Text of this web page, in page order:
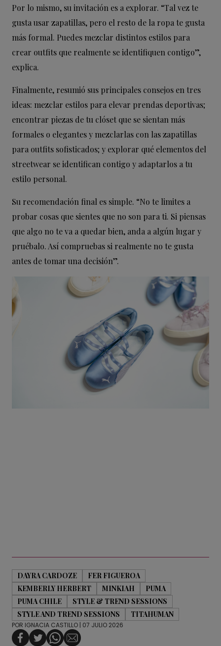
Por lo mismo, su invitación es a explorar. “Tal vez te
gusta usar zapatillas, pero el resto de la ropa te gusta
más formal. Puedes mezclar distintos estilos para
crear outfits que realmente se identifiquen contigo”,
explica.
Finalmente, resumió sus principales consejos en tres
ideas: mezclar estilos para elevar prendas deportivas;
encontrar piezas de tu clóset que se sientan más
formales o elegantes y mezclarlas con las zapatillas
para outfits sofisticados; y explorar qué elementos del
streetwear se identifican contigo y adaptarlos a tu
estilo personal.
Su recomendación final es simple. “No te limites a
probar cosas que sientes que no son para ti. Si piensas
que algo no te va a quedar bien, anda a algún lugar y
pruébalo. Así compruebas si realmente no te gusta
antes de tomar una decisión”.
DAYRA CARDOZE
FER FIGUEROA
KEMBERLY HERBERT
MINKIAH
PUMA
PUMA CHILE
STYLE & TREND SESSIONS
STYLE AND TREND SESSIONS
TITAHUMAN
POR IGNACIA CASTILLO | 07 JULIO 2026